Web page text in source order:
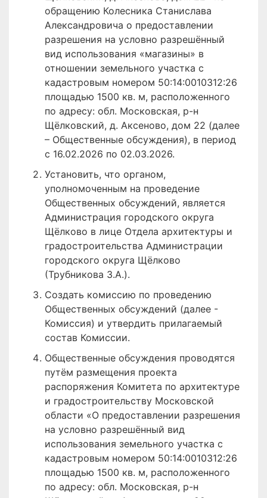
обращению Колесника Станислава
Александровича о предоставлении
разрешения на условно разрешённый
вид использования «магазины» в
отношении земельного участка с
кадастровым номером 50:14:0010312:26
площадью 1500 кв. м, расположенного
по адресу: обл. Московская, р-н
Щёлковский, д. Аксеново, дом 22 (далее
– Общественные обсуждения), в период
с 16.02.2026 по 02.03.2026.
Установить, что органом,
уполномоченным на проведение
Общественных обсуждений, является
Администрация городского округа
Щёлково в лице Отдела архитектуры и
градостроительства Администрации
городского округа Щёлково
(Трубникова З.А.).
Создать комиссию по проведению
Общественных обсуждений (далее -
Комиссия) и утвердить прилагаемый
состав Комиссии.
Общественные обсуждения проводятся
путём размещения проекта
распоряжения Комитета по архитектуре
и градостроительству Московской
области «О предоставлении разрешения
на условно разрешённый вид
использования земельного участка с
кадастровым номером 50:14:0010312:26
площадью 1500 кв. м, расположенного
по адресу: обл. Московская, р-н